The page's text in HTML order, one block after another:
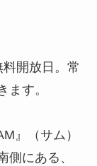
開放日。常
ます。
』（サム）
側にある、